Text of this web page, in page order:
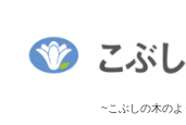
~こぶしの木の